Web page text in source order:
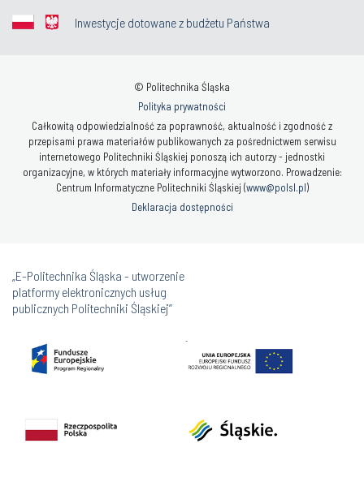
Inwestycje dotowane z budżetu Państwa
© Politechnika Śląska
Polityka prywatności
Całkowitą odpowiedzialność za poprawność, aktualność i zgodność z
przepisami prawa materiałów publikowanych za pośrednictwem serwisu
internetowego Politechniki Śląskiej ponoszą ich autorzy - jednostki
organizacyjne, w których materiały informacyjne wytworzono. Prowadzenie:
Centrum Informatyczne Politechniki Śląskiej (www@polsl.pl)
Deklaracja dostępności
„E-Politechnika Śląska - utworzenie
platformy elektronicznych usług
publicznych Politechniki Śląskiej”